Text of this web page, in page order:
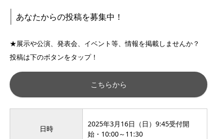
あなたからの投稿を募集中！
★展示や公演、発表会、イベント等、情報を掲載しませんか？
投稿は下のボタンをタップ！
こちらから
日時
2025年3月16日（日）9:45受付開
始・10:00～11:30